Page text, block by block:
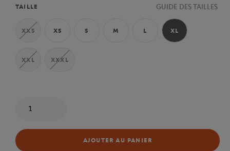
TAILLE GUIDE DES TAILLES
XXS XS S M L XL
XXL XXXL
AJOUTER AU PANIER